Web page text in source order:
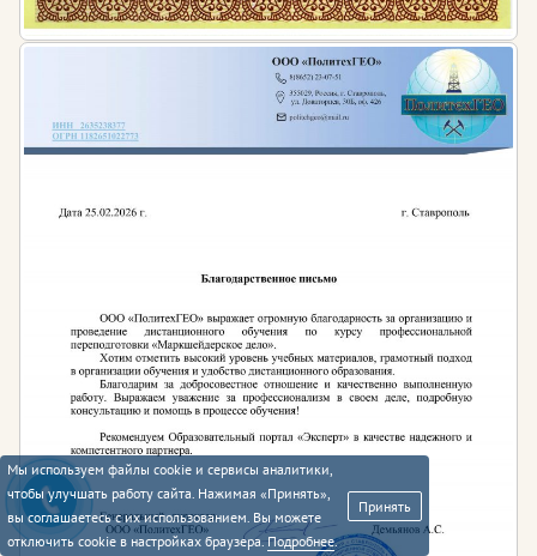
Штраф за
требований при
планировании,
экономическом
проектировании,
строительстве,
реконструкции,
вводе в
эксплуатацию,
эксплуатации
предприятий,
сооружений или
иных объектов
Дляруководителейи ИП
Для организаций
От 20 000 до 100 000 тысяч
рублей
Мы используем файлы cookie и сервисы аналитики,
чтобы улучшать работу сайта. Нажимая «Принять»,
вы соглашаетесь с их использованием. Вы можете
отключить cookie в настройках браузера.Подробнее.
Принять